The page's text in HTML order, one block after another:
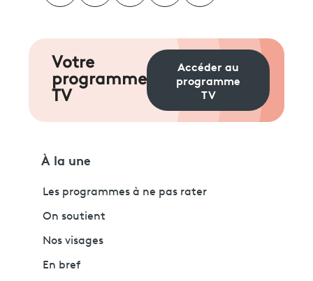
Votre
programme
TV
Accéder au
programme
TV
À la une
Les programmes à ne pas rater
On soutient
Nos visages
En bref